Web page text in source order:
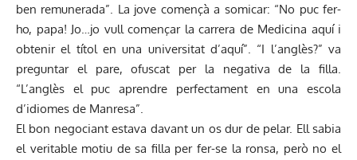
ben remunerada”. La jove començà a somicar: “No puc fer-
ho, papa! Jo…jo vull començar la carrera de Medicina aquí i
obtenir el títol en una universitat d’aquí”. “I l’anglès?” va
preguntar el pare, ofuscat per la negativa de la filla.
“L’anglès el puc aprendre perfectament en una escola
d’idiomes de Manresa”.
El bon negociant estava davant un os dur de pelar. Ell sabia
el veritable motiu de sa filla per fer-se la ronsa, però no el